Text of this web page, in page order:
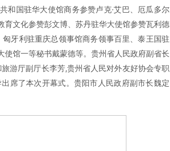
和国驻华大使馆商务参赞卢克·艾巴、厄瓜多尔
文化参赞彭文博、苏丹驻华大使馆参赞瓦利德
牙利驻重庆总领事馆商务领事百里、泰王国驻
馆一等秘书戴蒙德等。贵州省人民政府副省长
游厅副厅长李芳,贵州省人民对外友好协会专职
席了本次开幕式。贵阳市人民政府副市长魏定